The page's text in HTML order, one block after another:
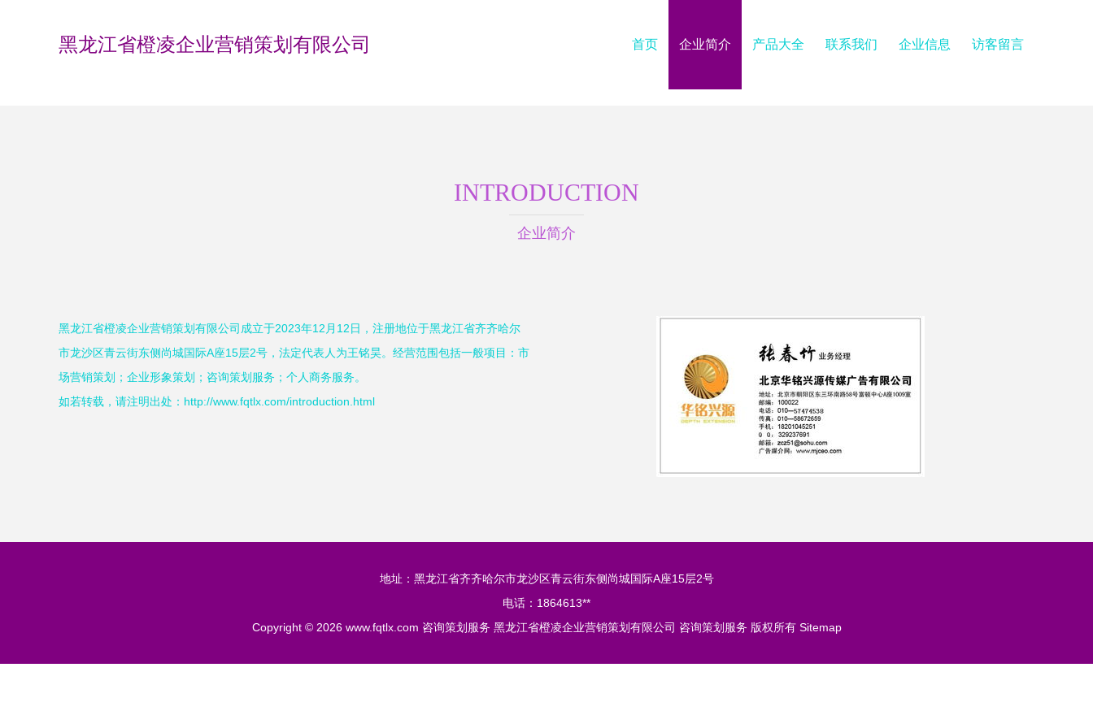
黑龙江省橙凌企业营销策划有限公司 首页 企业简介 产品大全 联系我们 企业信息 访客留言
INTRODUCTION
企业简介
黑龙江省橙凌企业营销策划有限公司成立于2023年12月12日，注册地位于黑龙江省齐齐哈尔
市龙沙区青云街东侧尚城国际A座15层2号，法定代表人为王铭昊。经营范围包括一般项目：市
场营销策划；企业形象策划；咨询策划服务；个人商务服务。
如若转载，请注明出处：http://www.fqtlx.com/introduction.html
地址：黑龙江省齐齐哈尔市龙沙区青云街东侧尚城国际A座15层2号
电话：1864613**
Copyright © 2026 www.fqtlx.com 咨询策划服务 黑龙江省橙凌企业营销策划有限公司 咨询策划服务 版权所有 Sitemap